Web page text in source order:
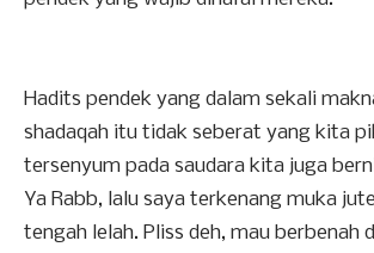
Hadits pendek yang dalam sekali
shadaqah itu tidak seberat yang kita
tersenyum pada saudara kita juga
Ya Rabb, lalu saya terkenang muka
tengah lelah. Pliss deh, mau berbenah